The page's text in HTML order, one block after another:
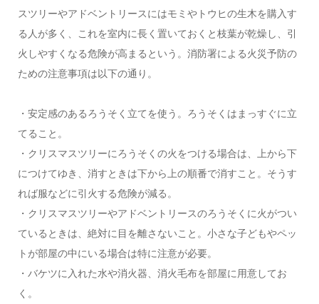
スツリーやアドベントリースにはモミやトウヒの生木を購入す
る人が多く、これを室内に長く置いておくと枝葉が乾燥し、引
火しやすくなる危険が高まるという。消防署による火災予防の
ための注意事項は以下の通り。
・安定感のあるろうそく立てを使う。ろうそくはまっすぐに立
てること。
・クリスマスツリーにろうそくの火をつける場合は、上から下
につけてゆき、消すときは下から上の順番で消すこと。そうす
れば服などに引火する危険が減る。
・クリスマスツリーやアドベントリースのろうそくに火がつい
ているときは、絶対に目を離さないこと。小さな子どもやペッ
トが部屋の中にいる場合は特に注意が必要。
・バケツに入れた水や消火器、消火毛布を部屋に用意してお
く。